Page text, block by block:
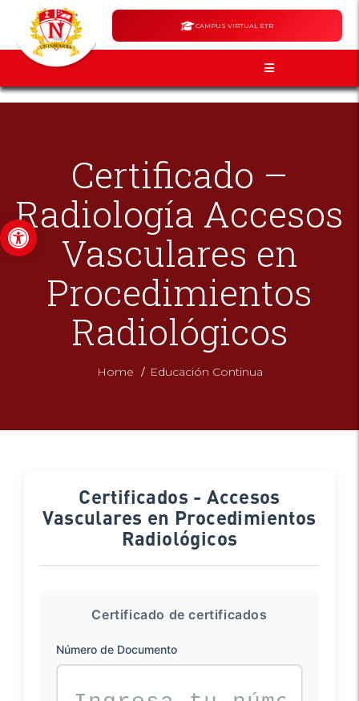
Abrir barra de herramientas
CAMPUS VIRTUAL ETR
Certificado –
Radiología Accesos
Vasculares en
Procedimientos
Radiológicos
Home / Educación Continua
Certificados - Accesos
Vasculares en Procedimientos
Radiológicos
Certificado de certificados
Número de Documento